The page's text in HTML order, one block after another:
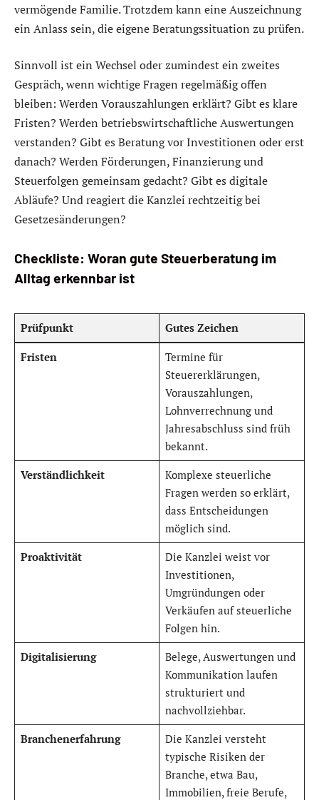
vermögende Familie. Trotzdem kann eine Auszeichnung
ein Anlass sein, die eigene Beratungssituation zu prüfen.
Sinnvoll ist ein Wechsel oder zumindest ein zweites
Gespräch, wenn wichtige Fragen regelmäßig offen
bleiben: Werden Vorauszahlungen erklärt? Gibt es klare
Fristen? Werden betriebswirtschaftliche Auswertungen
verstanden? Gibt es Beratung vor Investitionen oder erst
danach? Werden Förderungen, Finanzierung und
Steuerfolgen gemeinsam gedacht? Gibt es digitale
Abläufe? Und reagiert die Kanzlei rechtzeitig bei
Gesetzesänderungen?
Checkliste: Woran gute Steuerberatung im
Alltag erkennbar ist
Prüfpunkt Gutes Zeichen
Fristen
Termine für
Steuererklärungen,
Vorauszahlungen,
Lohnverrechnung und
Jahresabschluss sind früh
bekannt.
Verständlichkeit
Komplexe steuerliche
Fragen werden so erklärt,
dass Entscheidungen
möglich sind.
Proaktivität
Die Kanzlei weist vor
Investitionen,
Umgründungen oder
Verkäufen auf steuerliche
Folgen hin.
Digitalisierung
Belege, Auswertungen und
Kommunikation laufen
strukturiert und
nachvollziehbar.
Branchenerfahrung
Die Kanzlei versteht
typische Risiken der
Branche, etwa Bau,
Immobilien, freie Berufe,